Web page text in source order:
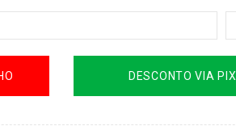
DESCONTO VIA PIX